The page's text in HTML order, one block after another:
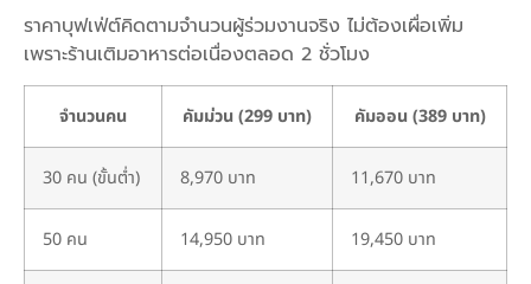
ราคาบุฟเฟ่ต์คิดตามจำนวนผู้ร่วมงานจริง ไม่ต้องเผื่อเพิ่ม
เพราะร้านเติมอาหารต่อเนื่องตลอด 2 ชั่วโมง
จำนวนคน คัมม่วน (299 บาท) คัมออน (389 บาท)
30 คน (ขั้นต่ำ) 8,970 บาท 11,670 บาท
50 คน 14,950 บาท 19,450 บาท